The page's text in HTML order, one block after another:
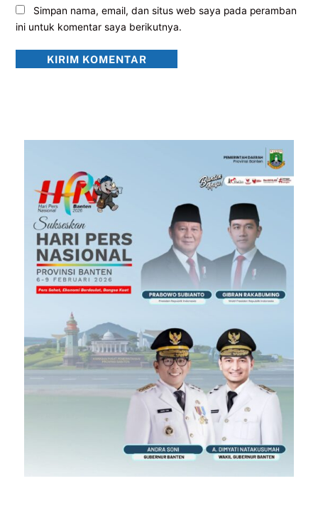
Simpan nama, email, dan situs web saya pada peramban
ini untuk komentar saya berikutnya.